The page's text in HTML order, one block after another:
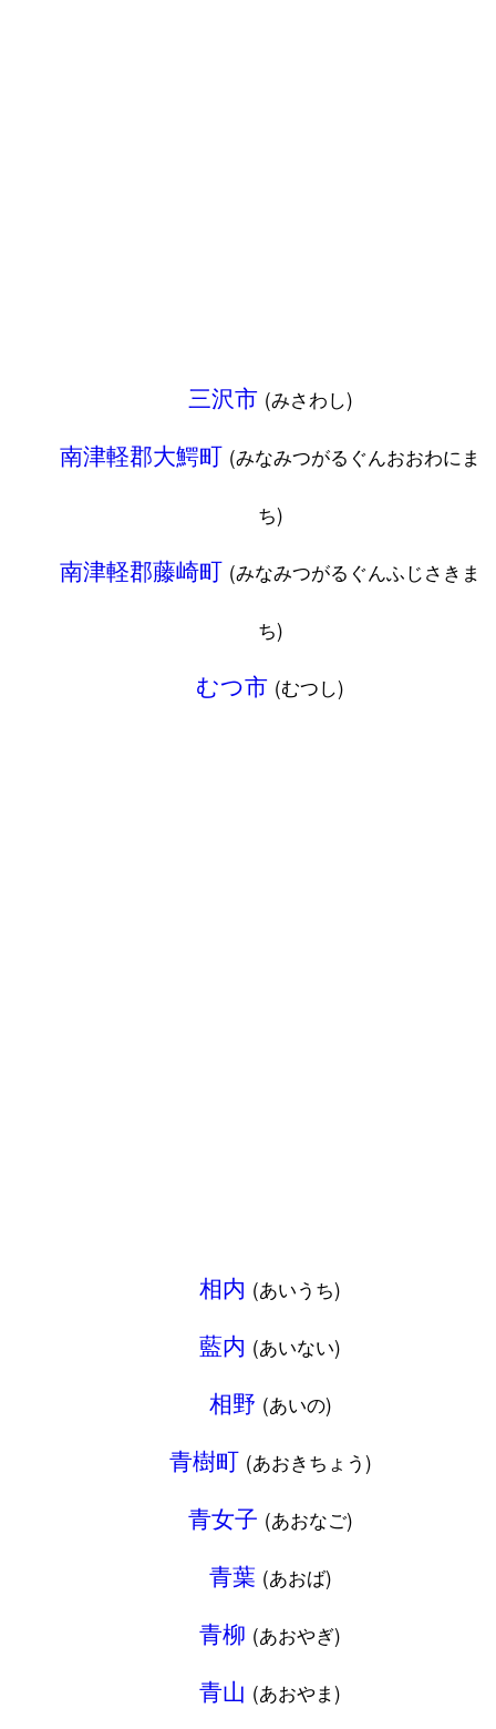
三沢市 (みさわし)
南津軽郡大鰐町 (みなみつがるぐんおおわにま
ち)
南津軽郡藤崎町 (みなみつがるぐんふじさきま
ち)
むつ市 (むつし)
相内 (あいうち)
藍内 (あいない)
相野 (あいの)
青樹町 (あおきちょう)
青女子 (あおなご)
青葉 (あおば)
青柳 (あおやぎ)
青山 (あおやま)